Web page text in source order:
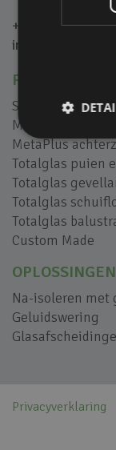
+31 (0)344 446
PRODUCTEN
SilentAir
M-view
MetaPlus
Totalglas puien
Totalglas
Totalglas
Totalglas
Custom Made
OPLOSSINGEN
Na-isoleren met
Geluidswering
Privacyverklaring